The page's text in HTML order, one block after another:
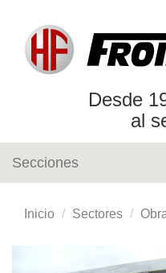
Desde
al
Secciones
Inicio Sectores